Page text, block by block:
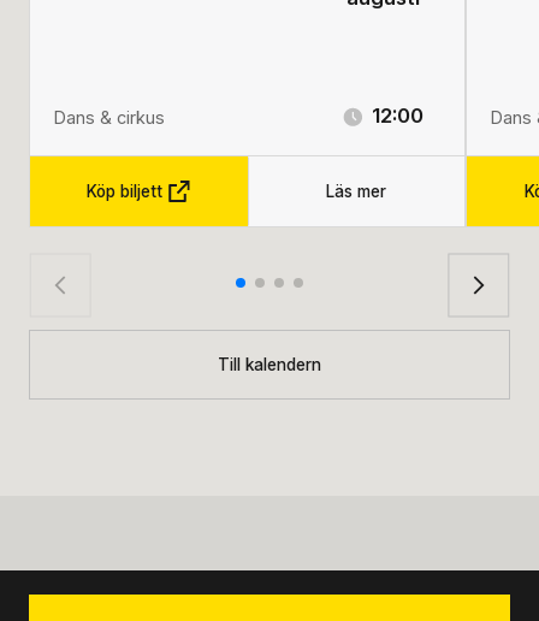
Dans & cirkus 12:00
Köp biljett Läs mer
Dans
Till kalendern